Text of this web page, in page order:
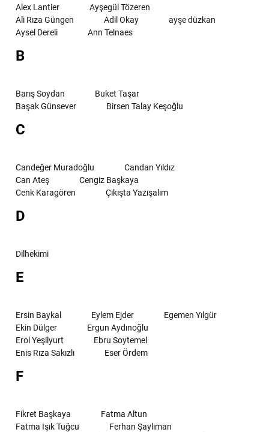
Alex Lantier
Ayşegül Tözeren
Ali Rıza Güngen
Adil Okay
ayşe düzkan
Aysel Dereli
Ann Telnaes
B
Barış Soydan
Buket Taşar
Başak Günsever
Birsen Talay Keşoğlu
C
Candeğer Muradoğlu
Candan Yıldız
Can Ateş
Cengiz Başkaya
Cenk Karagören
Çıkışta Yazışalım
D
Dilhekimi
E
Ersin Baykal Eylem Ejder
Egemen Yılgür
Ekin Dülger
Ergun Aydınoğlu
Erol Yeşilyurt
Ebru Soytemel
Enis Rıza Sakızlı
Eser Ördem
F
Fikret Başkaya
Fatma Altun
Fatma Işık Tuğcu
Ferhan Şaylıman